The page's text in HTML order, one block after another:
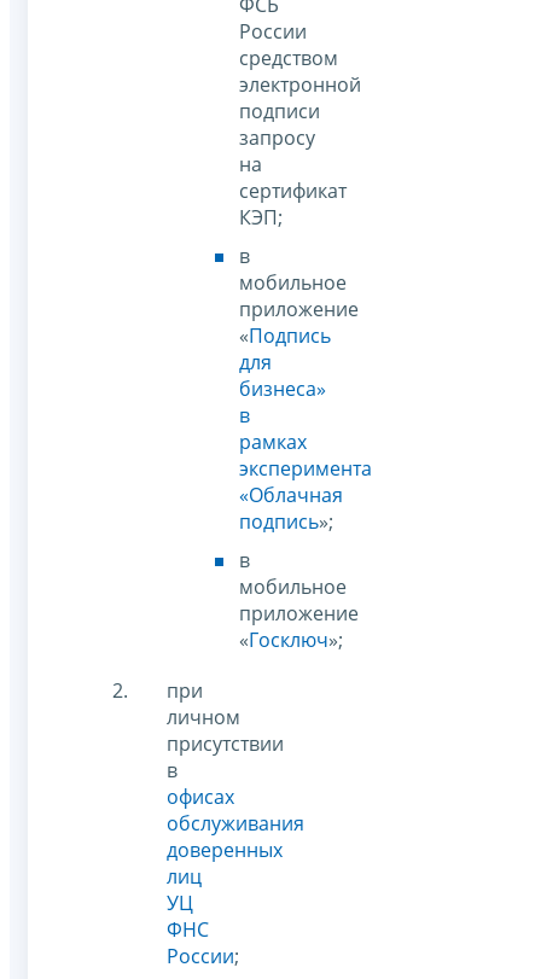
России
средством
электронной
подписи
запросу
на
сертификат
КЭП;
в
мобильное
приложение
«Подпись
для
бизнеса»
в
рамках
эксперимента
«Облачная
подпись»;
в
мобильное
приложение
«Госключ»;
при
личном
присутствии
в
офисах
обслуживания
доверенных
лиц
УЦ
ФНС
России;